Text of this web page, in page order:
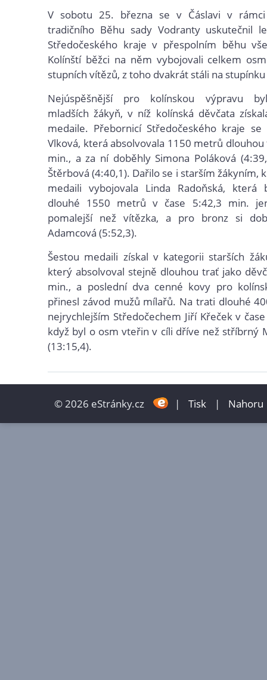
V sobotu 25. března se v Čáslavi v
tradičního Běhu sady Vodranty uskutečnil
Středočeského kraje v přespolním běhu
Kolínští běžci na něm vybojovali celkem
stupních vítězů, z toho dvakrát stáli na
Nejúspěšnější pro kolínskou výpravu
mladších žákyň, v níž kolínská děvčata
medaile. Přebornicí Středočeského kraje se
Vlková, která absolvovala 1150 metrů
min., a za ní doběhly Simona Poláková
Štěrbová (4:40,1). Dařilo se i starším žákyním,
medaili vybojovala Linda Radoňská,
dlouhé 1550 metrů v čase 5:42,3 min.
pomalejší než vítězka, a pro bronz si
Adamcová (5:52,3).
Šestou medaili získal v kategorii starších
který absolvoval stejně dlouhou trať jako
min., a poslední dva cenné kovy pro
přinesl závod mužů mílařů. Na trati dlouhé
nejrychlejším Středočechem Jiří Křeček v
když byl o osm vteřin v cíli dříve než stříbrný
(13:15,4).
© 2026 eStránky.cz | Tisk | Nahoru